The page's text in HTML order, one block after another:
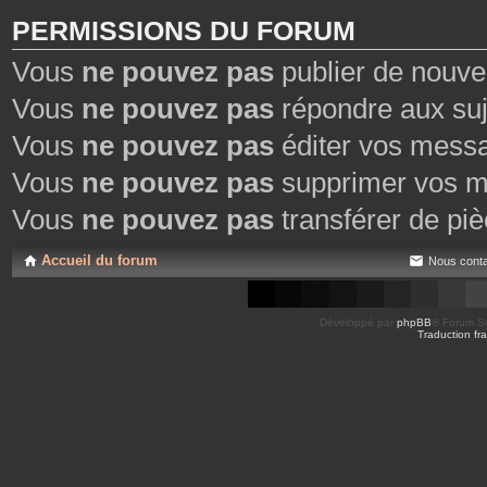
PERMISSIONS DU FORUM
Vous ne pouvez pas publier de
Vous ne pouvez pas répondre aux
Vous ne pouvez pas éditer vos
Vous ne pouvez pas supprimer vos
Vous ne pouvez pas transférer de
Accueil du forum Nous
Développé par phpBB ® Forum
Traduction